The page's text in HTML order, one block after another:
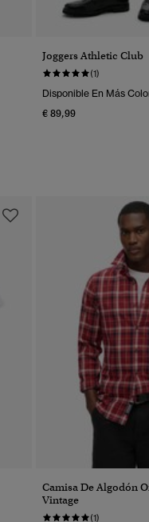
Joggers Athletic Club
(1)
Disponible En Más
€ 89,99
Camisa De Algodón
Vintage
(1)